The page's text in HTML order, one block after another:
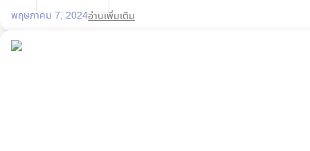
พฤษภาคม 7, 2024อ่านเพิ่มเติม